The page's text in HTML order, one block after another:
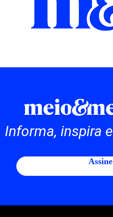
Informa, inspira